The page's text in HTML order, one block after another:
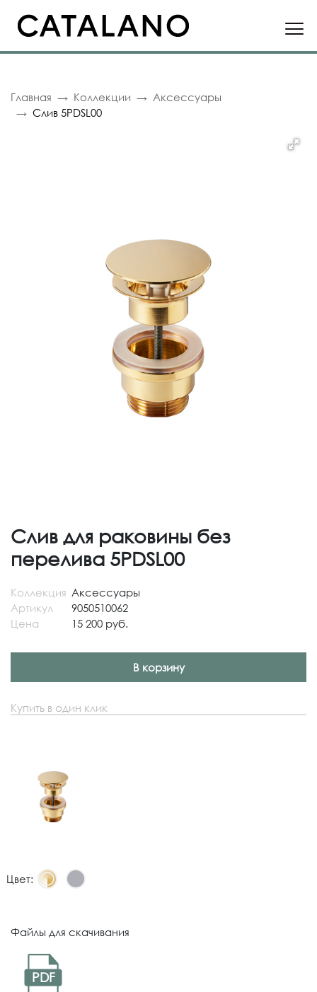
Главная Коллекции
Аксессуары
Слив 5PDSL00
Слив для раковины без
перелива 5PDSL00
Коллекция Аксессуары
Артикул
9050510062
Цена
15 200 руб.
В корзину
Купить в один клик
Цвет:
Файлы для скачивания
PDF